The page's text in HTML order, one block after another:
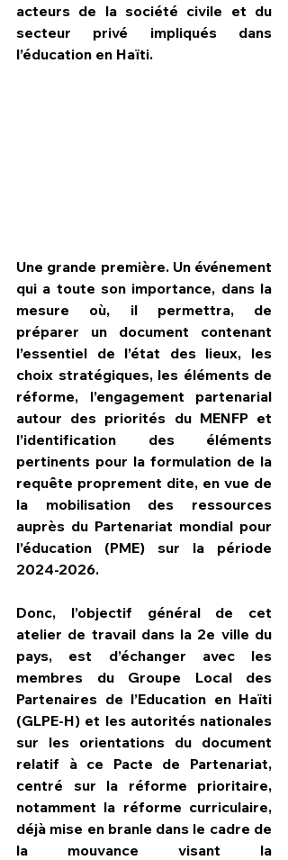
acteurs de la société civile et du
secteur privé impliqués dans
l’éducation en Haïti.
Une grande première. Un événement
qui a toute son importance, dans la
mesure où, il permettra, de
préparer un document contenant
l’essentiel de l’état des lieux, les
choix stratégiques, les éléments de
réforme, l’engagement partenarial
autour des priorités du MENFP et
l’identification des éléments
pertinents pour la formulation de la
requête proprement dite, en vue de
la mobilisation des ressources
auprès du Partenariat mondial pour
l’éducation (PME) sur la période
2024-2026.
Donc, l’objectif général de cet
atelier de travail dans la 2e ville du
pays, est d’échanger avec les
membres du Groupe Local des
Partenaires de l’Education en Haïti
(GLPE-H) et les autorités nationales
sur les orientations du document
relatif à ce Pacte de Partenariat,
centré sur la réforme prioritaire,
notamment la réforme curriculaire,
déjà mise en branle dans le cadre de
la mouvance visant la